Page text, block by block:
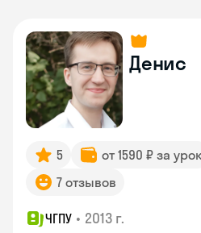
Денис
5 от 1590 ₽ за
7 отзывов
ЧГПУ • 2013 г.